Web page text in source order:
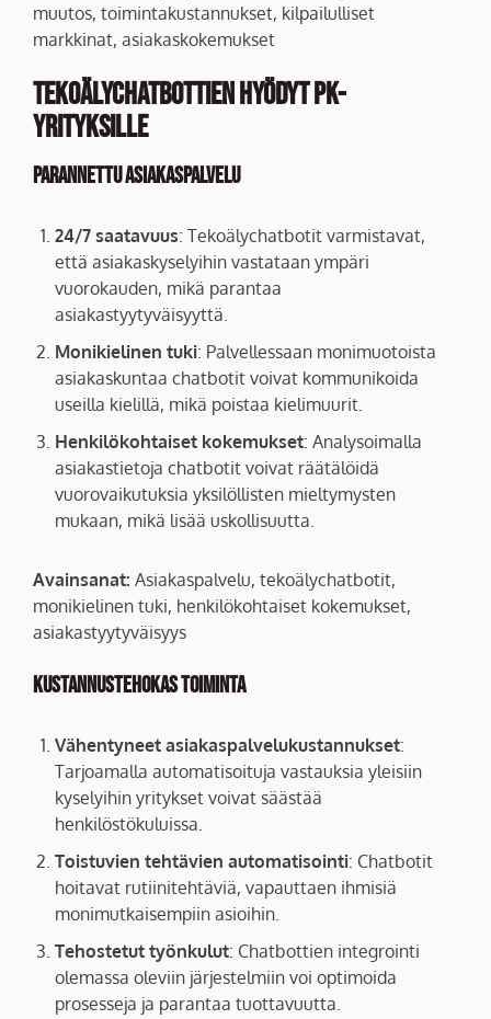
muutos, toimintakustannukset, kilpailulliset
markkinat, asiakaskokemukset
Tekoälychatbottien hyödyt PK-
yrityksille
Parannettu asiakaspalvelu
24/7 saatavuus: Tekoälychatbotit varmistavat,
että asiakaskyselyihin vastataan ympäri
vuorokauden, mikä parantaa
asiakastyytyväisyyttä.
Monikielinen tuki: Palvellessaan monimuotoista
asiakaskuntaa chatbotit voivat kommunikoida
useilla kielillä, mikä poistaa kielimuurit.
Henkilökohtaiset kokemukset: Analysoimalla
asiakastietoja chatbotit voivat räätälöidä
vuorovaikutuksia yksilöllisten mieltymysten
mukaan, mikä lisää uskollisuutta.
Avainsanat: Asiakaspalvelu, tekoälychatbotit,
monikielinen tuki, henkilökohtaiset kokemukset,
asiakastyytyväisyys
Kustannustehokas toiminta
Vähentyneet asiakaspalvelukustannukset:
Tarjoamalla automatisoituja vastauksia yleisiin
kyselyihin yritykset voivat säästää
henkilöstökuluissa.
Toistuvien tehtävien automatisointi: Chatbotit
hoitavat rutiinitehtäviä, vapauttaen ihmisiä
monimutkaisempiin asioihin.
Tehostetut työnkulut: Chatbottien integrointi
olemassa oleviin järjestelmiin voi optimoida
prosesseja ja parantaa tuottavuutta.